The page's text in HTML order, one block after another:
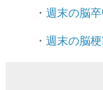
・ 週末の脳
・ 週末の脳